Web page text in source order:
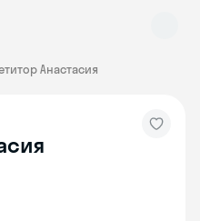
Анастасия